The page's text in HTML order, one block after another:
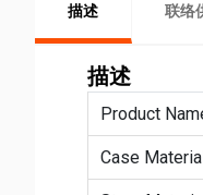
描述 联络
描述
Product
Case